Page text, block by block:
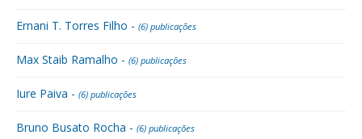
Ernani T. Torres Filho - (6) publicações
Max Staib Ramalho - (6) publicações
Iure Paiva - (6) publicações
Bruno Busato Rocha - (6) publicações